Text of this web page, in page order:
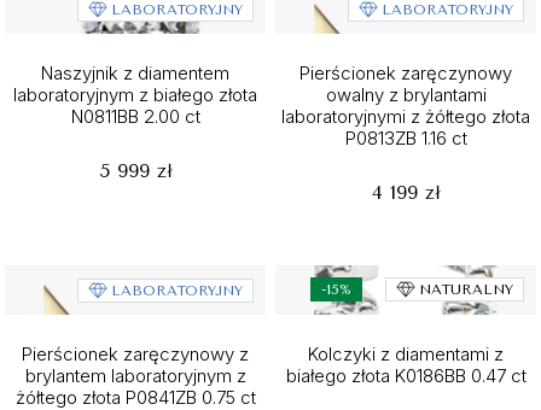
LABORATORYJNY
Naszyjnik z diamentem
laboratoryjnym z białego złota
N0811BB 2.00 ct
5 999 zł
LABORATORYJNY
Pierścionek zaręczynowy
owalny z brylantami
laboratoryjnymi z żółtego złota
P0813ZB 1.16 ct
4 199 zł
LABORATORYJNY
Pierścionek zaręczynowy z
brylantem laboratoryjnym z
żółtego złota P0841ZB 0.75 ct
-15% NATURALNY
Kolczyki z diamentami z
białego złota K0186BB 0.47 ct